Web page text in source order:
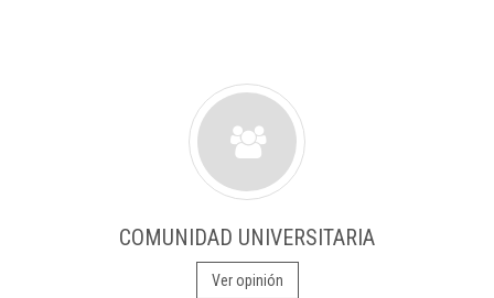
COMUNIDAD UNIVERSITARIA
Ver opinión